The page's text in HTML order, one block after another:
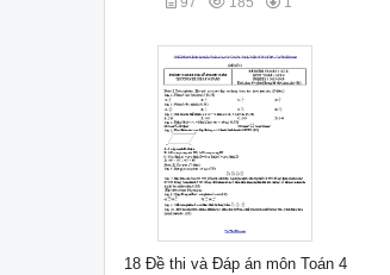
18 Đề thi và Đáp án môn Toán 4